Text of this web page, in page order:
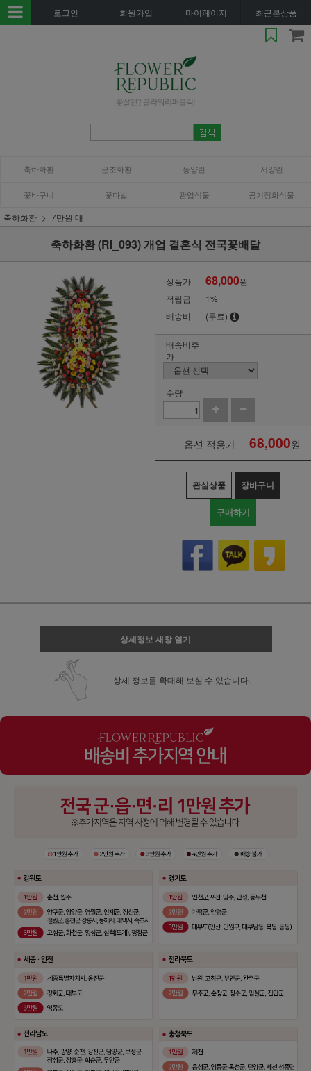
로그인 회원가입 마이페이지 최근본상품
축하화환 근조화환 동양란 서양란
꽃바구니 꽃다발 관엽식물 공기정화식물
축하화환 7만원 대
축하화환 (RI_093) 개업 결혼식 전국꽃배달
상품가 68,000원
적립금
1%
배송비
(무료)
배송비추
가
수량
옵션 적용가 68,000원
관심상품 장바구니
구매하기
상세정보 새창 열기
상세 정보를 확대해 보실 수 있습니다.